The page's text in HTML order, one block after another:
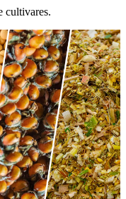
cultivares.